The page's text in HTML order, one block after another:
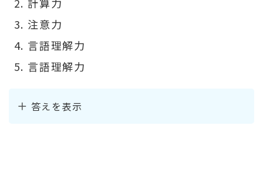
注意力
言語理解力
言語理解力
答えを表示